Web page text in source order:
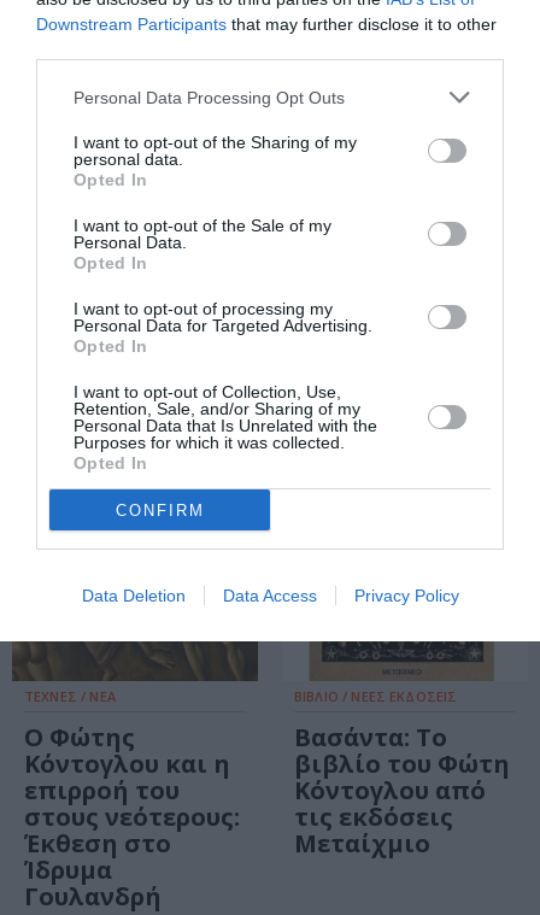
Downstream Participants that may further disclose it to other
Personal Data Processing Opt Outs
I want to opt-out of the Sharing of my
personal data.
Opted In
I want to opt-out of the Sale of my
Personal Data.
Opted In
I want to opt-out of processing my
Personal Data for Targeted Advertising.
Opted In
I want to opt-out of Collection, Use,
Retention, Sale, and/or Sharing of my
Personal Data that Is Unrelated with the
Purposes for which it was collected.
Opted In
CONFIRM
Data Deletion Data Access Privacy Policy
ΤΕΧΝΕΣ / ΝΕΑ
Θησαυροί
στην Καλαμάτα:
Ομαδική έκθεση
Χορού Καλαμάτας
ΤΕΧΝΕΣ / ΝΕΑ
Ομαδική έκθεση
στο Τελλόγλειο
ΤΕΧΝΕΣ / ΝΕΑ
Ο Φώτης
Κόντογλου και η
επιρροή του
στους νεότερους:
Έκθεση στο
Ίδρυμα
Γουλανδρή
ΒΙΒΛΙΟ / ΝΕΕΣ ΕΚΔΟΣΕΙΣ
Βασάντα: Το
βιβλίο του Φώτη
Κόντογλου από
τις εκδόσεις
Μεταίχμιο